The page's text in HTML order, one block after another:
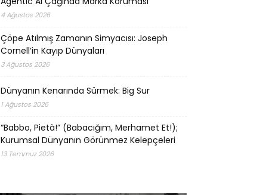
4 Ağustos 2026
Çöpe Atılmış Zamanın Simyacısı: Joseph
Cornell’in Kayıp Dünyaları
3 Ağustos 2026
Dünyanın Kenarında Sürmek: Big Sur
1 Ağustos 2026
“Babbo, Pietà!” (Babacığım, Merhamet Et!);
Kurumsal Dünyanın Görünmez Kelepçeleri
13 Temmuz 2026